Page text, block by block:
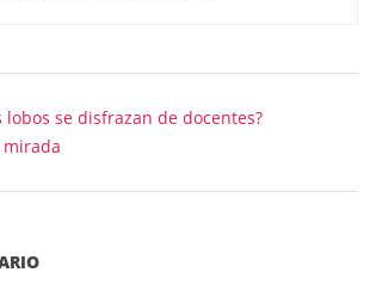
lobos se disfrazan de docentes?